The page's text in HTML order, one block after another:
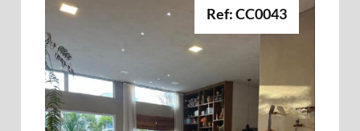
Ref: CC0043